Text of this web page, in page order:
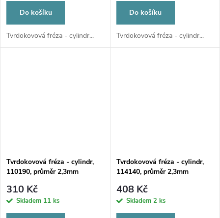
Do košíku
Tvrdokovová fréza - cylindr...
Do košíku
Tvrdokovová fréza - cylindr...
Tvrdokovová fréza - cylindr,
110190, průměr 2,3mm
310 Kč
Skladem 11 ks
Tvrdokovová fréza - cylindr,
114140, průměr 2,3mm
408 Kč
Skladem 2 ks